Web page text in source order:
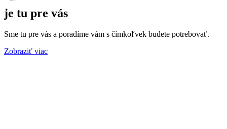
je tu pre vás
Sme tu pre vás a poradíme vám s čímkoľvek budete potrebovať.
Zobraziť viac